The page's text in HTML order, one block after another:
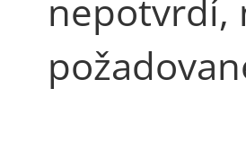
nepotvrdí,